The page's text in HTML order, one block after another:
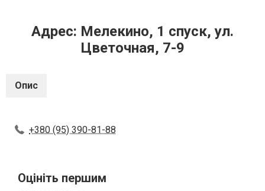
Адрес: Мелекино, 1 спуск, ул.
Цветочная, 7-9
Опис
+380 (95) 390-81-88
Оцініть першим